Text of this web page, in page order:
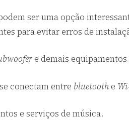
ser uma opção
para evitar erros de
e demais
conectam entre bluetoothe
e serviços de música.